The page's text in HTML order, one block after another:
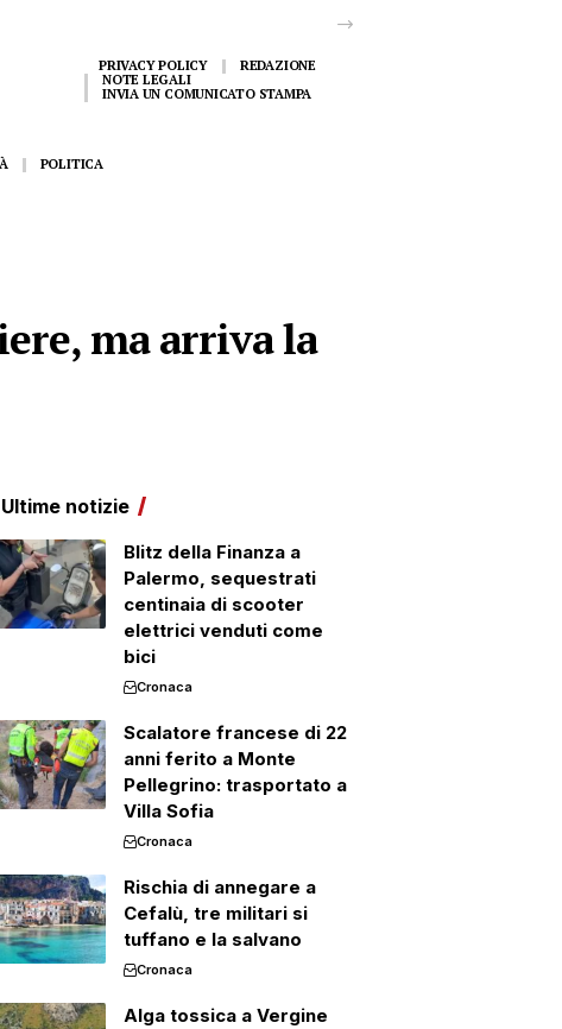
PRIVACY POLICY
REDAZIONE
NOTE LEGALI
INVIA UN COMUNICATO STAMPA
POLITICA
ma arriva la
Ultime notizie
Blitz della Finanza a
Palermo, sequestrati
centinaia di scooter
elettrici venduti come
bici
Cronaca
Scalatore francese di 22
anni ferito a Monte
Pellegrino: trasportato a
Villa Sofia
Cronaca
Rischia di annegare a
Cefalù, tre militari si
tuffano e la salvano
Cronaca
Alga tossica a Vergine